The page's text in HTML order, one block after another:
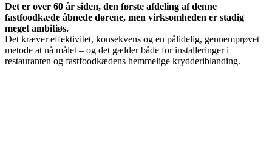
Det er over 60 år siden, den første afdeling af denne
fastfoodkæde åbnede dørene, men virksomheden er stadig
meget ambitiøs.
Det kræver effektivitet, konsekvens og en pålidelig, gennemprøvet
metode at nå målet – og det gælder både for installeringer i
restauranten og fastfoodkædens hemmelige krydderiblanding.